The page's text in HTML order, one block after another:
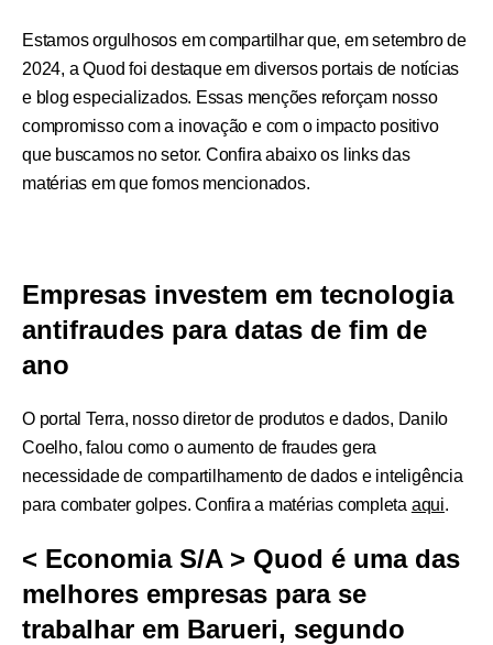
Estamos orgulhosos em compartilhar que, em setembro de
2024, a Quod foi destaque em diversos portais de notícias
e blog especializados. Essas menções reforçam nosso
compromisso com a inovação e com o impacto positivo
que buscamos no setor. Confira abaixo os links das
matérias em que fomos mencionados.
Empresas investem em tecnologia
antifraudes para datas de fim de
ano
O portal Terra, nosso diretor de produtos e dados, Danilo
Coelho, falou como o aumento de fraudes gera
necessidade de compartilhamento de dados e inteligência
para combater golpes. Confira a matérias completa aqui.
< Economia S/A > Quod é uma das
melhores empresas para se
trabalhar em Barueri, segundo